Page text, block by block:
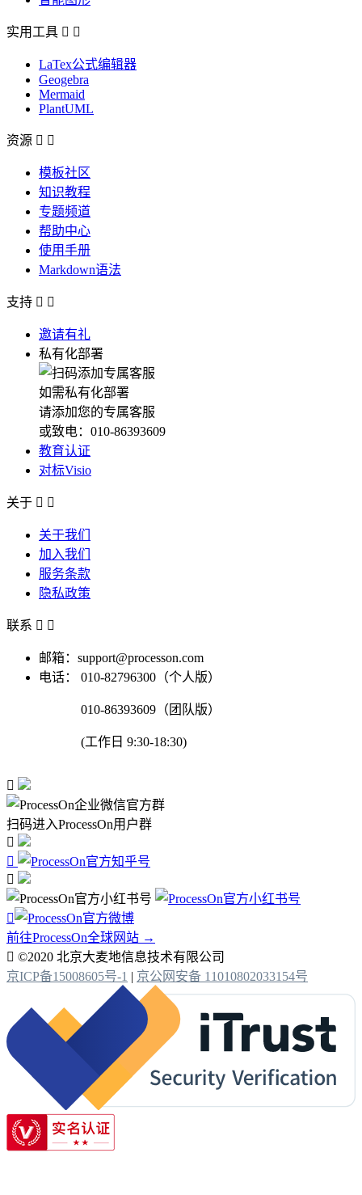
实用工具  
LaTex公式编辑器
Geogebra
Mermaid
PlantUML
资源  
模板社区
知识教程
专题频道
帮助中心
使用手册
Markdown语法
支持  
邀请有礼
私有化部署
如需私有化部署
请添加您的专属客服
或致电：010-86393609
教育认证
对标Visio
关于  
关于我们
加入我们
服务条款
隐私政策
联系  
邮箱：support@processon.com
电话：
010-82796300（个人版）
010-86393609（团队版）
(工作日 9:30-18:30)

扫码进入ProcessOn用户群




前往ProcessOn全球网站 →
 ©2020 北京大麦地信息技术有限公司
京ICP备15008605号-1 | 京公网安备 11010802033154号